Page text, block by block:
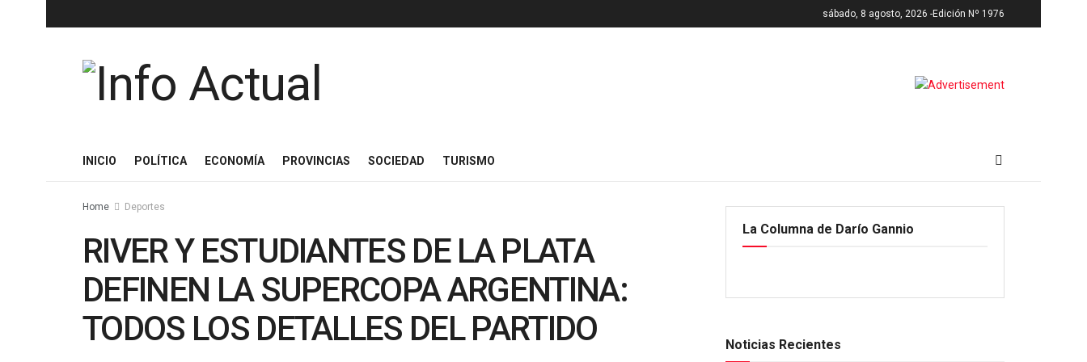
sábado, 8 agosto, 2026 -Edición Nº 1976
INICIO POLÍTICA ECONOMÍA PROVINCIAS SOCIEDAD TURISMO
Home Deportes
RIVER Y ESTUDIANTES DE LA PLATA
DEFINEN LA SUPERCOPA ARGENTINA:
TODOS LOS DETALLES DEL PARTIDO
La Columna de Darío Gannio
Noticias Recientes